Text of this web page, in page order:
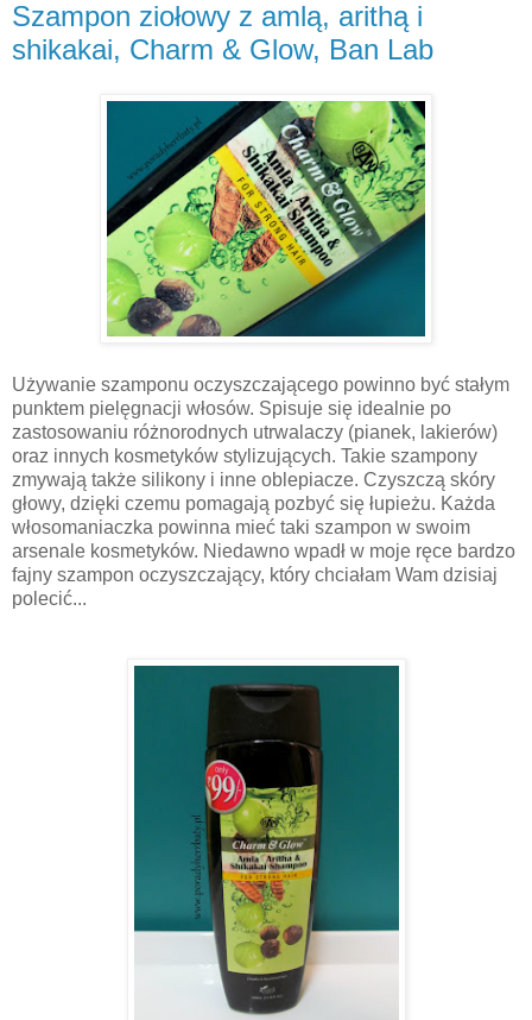
Szampon ziołowy z amlą, arithą i
shikakai, Charm & Glow, Ban Lab
Używanie szamponu oczyszczającego powinno być stałym
punktem pielęgnacji włosów. Spisuje się idealnie po
zastosowaniu różnorodnych utrwalaczy (pianek, lakierów)
oraz innych kosmetyków stylizujących. Takie szampony
zmywają także silikony i inne oblepiacze. Czyszczą skóry
głowy, dzięki czemu pomagają pozbyć się łupieżu. Każda
włosomaniaczka powinna mieć taki szampon w swoim
arsenale kosmetyków. Niedawno wpadł w moje ręce bardzo
fajny szampon oczyszczający, który chciałam Wam dzisiaj
polecić...